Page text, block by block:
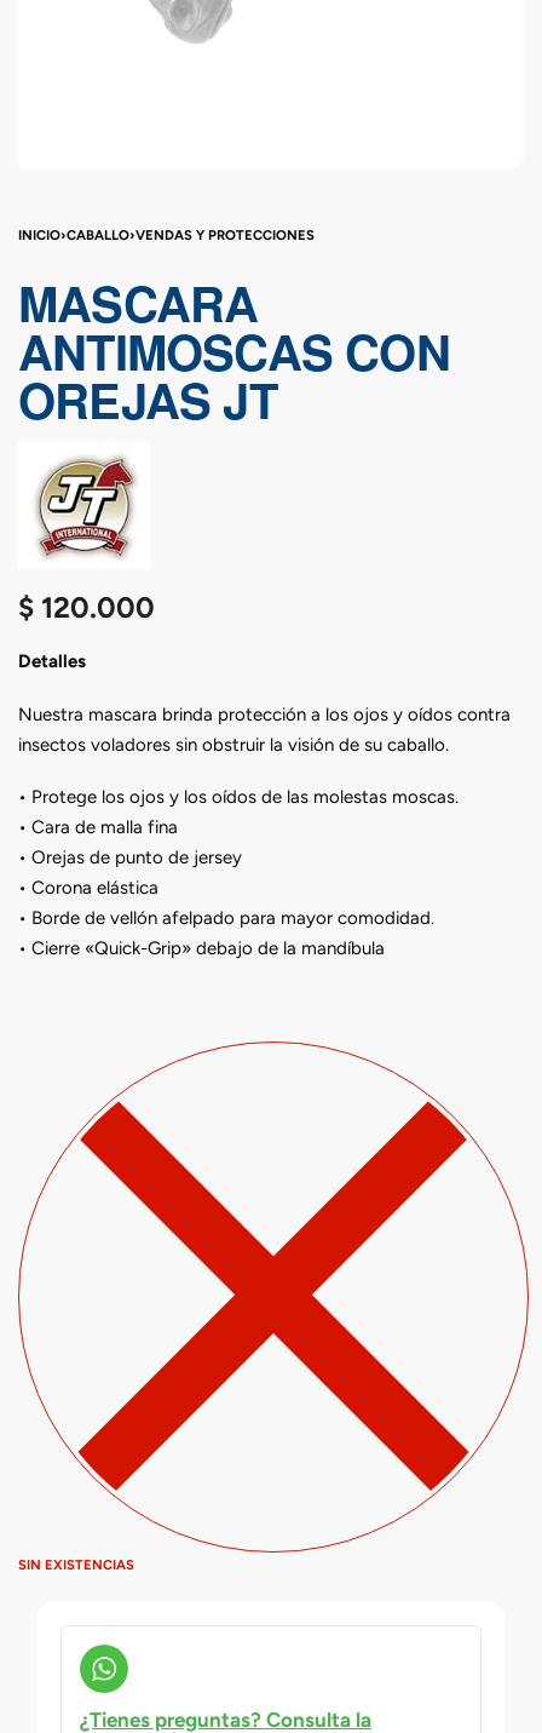
INICIO›CABALLO›VENDAS Y PROTECCIONES
MASCARA
ANTIMOSCAS CON
OREJAS JT
$ 120.000
Detalles
Nuestra mascara brinda protección a los ojos y oídos contra
insectos voladores sin obstruir la visión de su caballo.
• Protege los ojos y los oídos de las molestas moscas.
• Cara de malla fina
• Orejas de punto de jersey
• Corona elástica
• Borde de vellón afelpado para mayor comodidad.
• Cierre «Quick-Grip» debajo de la mandíbula
SIN EXISTENCIAS
¿Tienes preguntas? Consulta la